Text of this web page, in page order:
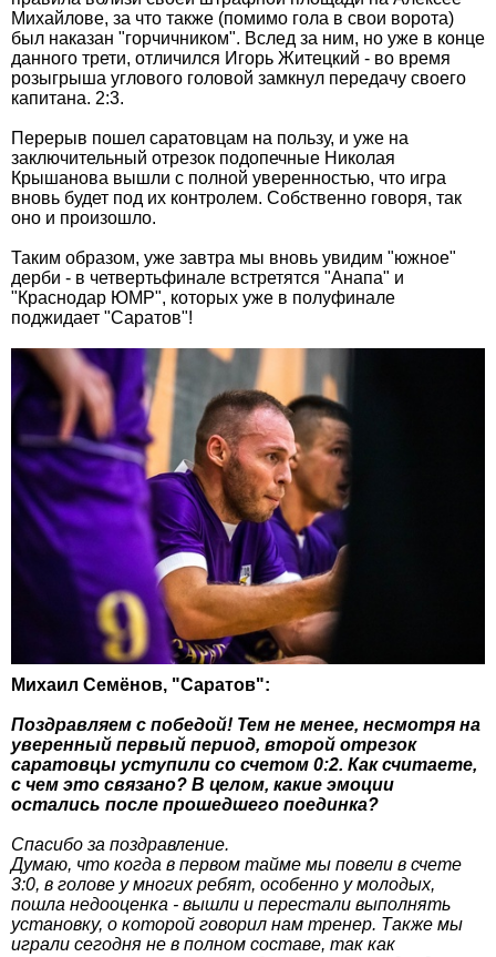
Михайлове, за что также (помимо гола в свои ворота)
был наказан "горчичником". Вслед за ним, но уже в конце
данного трети, отличился Игорь Житецкий - во время
розыгрыша углового головой замкнул передачу своего
капитана. 2:3.
Перерыв пошел саратовцам на пользу, и уже на
заключительный отрезок подопечные Николая
Крышанова вышли с полной уверенностью, что игра
вновь будет под их контролем. Собственно говоря, так
оно и произошло.
Таким образом, уже завтра мы вновь увидим "южное"
дерби - в четвертьфинале встретятся "Анапа" и
"Краснодар ЮМР", которых уже в полуфинале
поджидает "Саратов"!
Михаил Семёнов, "Саратов":
Поздравляем с победой! Тем не менее, несмотря на
уверенный первый период, второй отрезок
саратовцы уступили со счетом 0:2. Как считаете,
с чем это связано? В целом, какие эмоции
остались после прошедшего поединка?
Спасибо за поздравление.
Думаю, что когда в первом тайме мы повели в счете
3:0, в голове у многих ребят, особенно у молодых,
пошла недооценка - вышли и перестали выполнять
установку, о которой говорил нам тренер. Также мы
играли сегодня не в полном составе, так как